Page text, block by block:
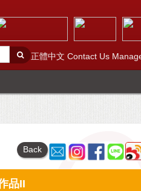
正體中文 Contact Us
Back
品II